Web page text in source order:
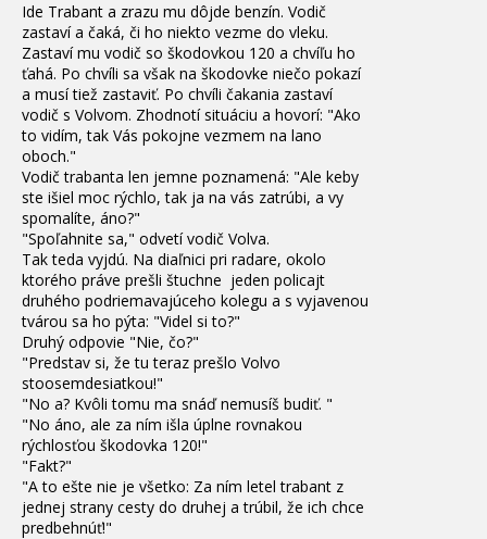
Ide Trabant a zrazu mu dôjde benzín. Vodič
zastaví a čaká, či ho niekto vezme do vleku.
Zastaví mu vodič so škodovkou 120 a chvíľu ho
ťahá. Po chvíli sa však na škodovke niečo pokazí
a musí tiež zastaviť. Po chvíli čakania zastaví
vodič s Volvom. Zhodnotí situáciu a hovorí: "Ako
to vidím, tak Vás pokojne vezmem na lano
oboch."
Vodič trabanta len jemne poznamená: "Ale keby
ste išiel moc rýchlo, tak ja na vás zatrúbi, a vy
spomalíte, áno?"
"Spoľahnite sa," odvetí vodič Volva.
Tak teda vyjdú. Na diaľnici pri radare, okolo
ktorého práve prešli štuchne jeden policajt
druhého podriemavajúceho kolegu a s vyjavenou
tvárou sa ho pýta: "Videl si to?"
Druhý odpovie "Nie, čo?"
"Predstav si, že tu teraz prešlo Volvo
stoosemdesiatkou!"
"No a? Kvôli tomu ma snáď nemusíš budiť. "
"No áno, ale za ním išla úplne rovnakou
rýchlosťou škodovka 120!"
"Fakt?"
"A to ešte nie je všetko: Za ním letel trabant z
jednej strany cesty do druhej a trúbil, že ich chce
predbehnúť!"